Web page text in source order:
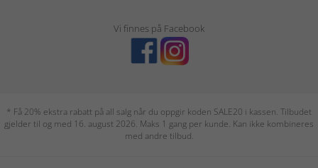
Vi finnes på Facebook
* Få 20% ekstra rabatt på all salg når du oppgir koden SALE20 i kassen. Tilbudet
gjelder til og med 16. august 2026. Maks 1 gang per kunde. Kan ikke kombineres
med andre tilbud.